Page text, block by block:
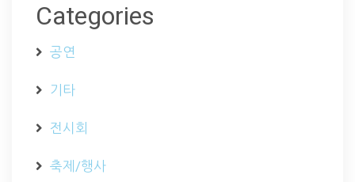
Categories
공연
기타
전시회
축제/행사